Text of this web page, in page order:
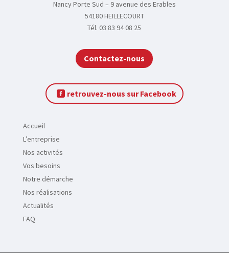
Nancy Porte Sud – 9 avenue des Erables
54180 HEILLECOURT
Tél. 03 83 94 08 25
Contactez-nous
retrouvez-nous sur Facebook
Accueil
L’entreprise
Nos activités
Vos besoins
Notre démarche
Nos réalisations
Actualités
FAQ